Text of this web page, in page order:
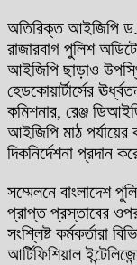
অতিরিক্ত আইজিপি ড.
রাজারবাগ পুলিশ
আইজিপি ছাড়াও
হেডকোয়ার্টার্সের
কমিশনার, রেঞ্জ
আইজিপি মাঠ পর্যায়ের
দিকনির্দেশনা প্রদান
সম্মেলনে বাংলাদেশ
প্রাপ্ত প্রস্তাবের
সংশ্লিষ্ট কর্মকর্তারা
আর্টিফিশিয়াল